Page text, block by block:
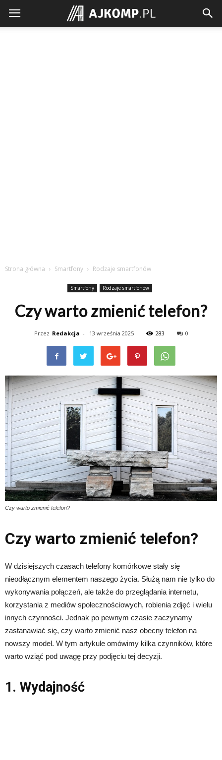
Ajkomp.pl
Strona główna Smartfony Rodzaje smartfonów
Smartfony Rodzaje smartfonów
Czy warto zmienić telefon?
Przez Redakcja - 13 września 2025 283 0
Czy warto zmienić telefon?
Czy warto zmienić telefon?
W dzisiejszych czasach telefony komórkowe stały się
nieodłącznym elementem naszego życia. Służą nam nie tylko do
wykonywania połączeń, ale także do przeglądania internetu,
korzystania z mediów społecznościowych, robienia zdjęć i wielu
innych czynności. Jednak po pewnym czasie zaczynamy
zastanawiać się, czy warto zmienić nasz obecny telefon na
nowszy model. W tym artykule omówimy kilka czynników, które
warto wziąć pod uwagę przy podjęciu tej decyzji.
1. Wydajność